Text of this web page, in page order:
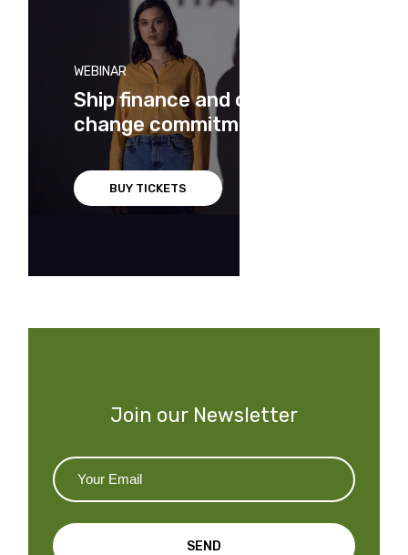
WEBINAR
Ship finance and climate
change commitments
BUY TICKETS
Join our Newsletter
SEND